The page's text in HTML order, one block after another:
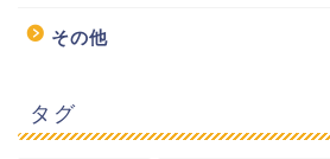
その他
タグ